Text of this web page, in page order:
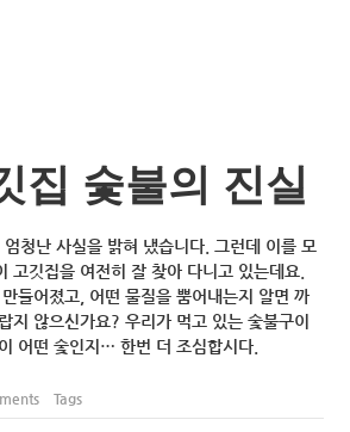
집 숯불의 진실
청난 사실을 밝혀 냈습니다. 그런데 이를 모
고깃집을 여전히 잘 찾아 다니고 있는데요.
들어졌고, 어떤 물질을 뿜어내는지 알면 까
지 않으신가요? 우리가 먹고 있는 숯불구이
어떤 숯인지… 한번 더 조심합시다.
Tags